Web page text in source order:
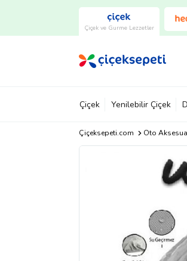
Çiçek ve Gurme Lezzetler
Çiçek Yenilebilir Çiçek
Çiçeksepeti.com Oto